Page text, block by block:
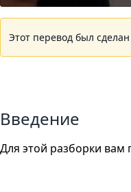
Этот перевод был
Введение
Для этой разборки вам